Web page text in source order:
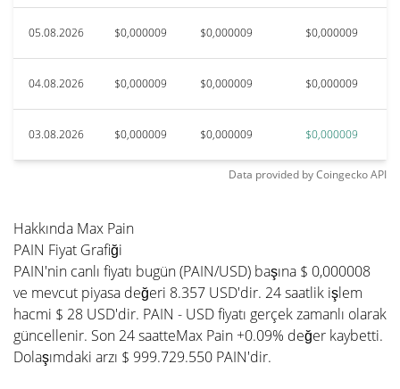
05.08.2026 $0,000009 $0,000009 $0,000009
04.08.2026 $0,000009 $0,000009 $0,000009
03.08.2026 $0,000009 $0,000009 $0,000009
Data provided byCoingeckoAPI
Hakkında Max Pain
PAIN Fiyat Grafiği
PAIN'nin canlı fiyatı bugün (PAIN/USD) başına $ 0,000008
ve mevcut piyasa değeri 8.357 USD'dir. 24 saatlik işlem
hacmi $ 28 USD'dir. PAIN - USD fiyatı gerçek zamanlı olarak
güncellenir. Son 24 saatteMax Pain +0.09% değer kaybetti.
Dolaşımdaki arzı $ 999.729.550 PAIN'dir.